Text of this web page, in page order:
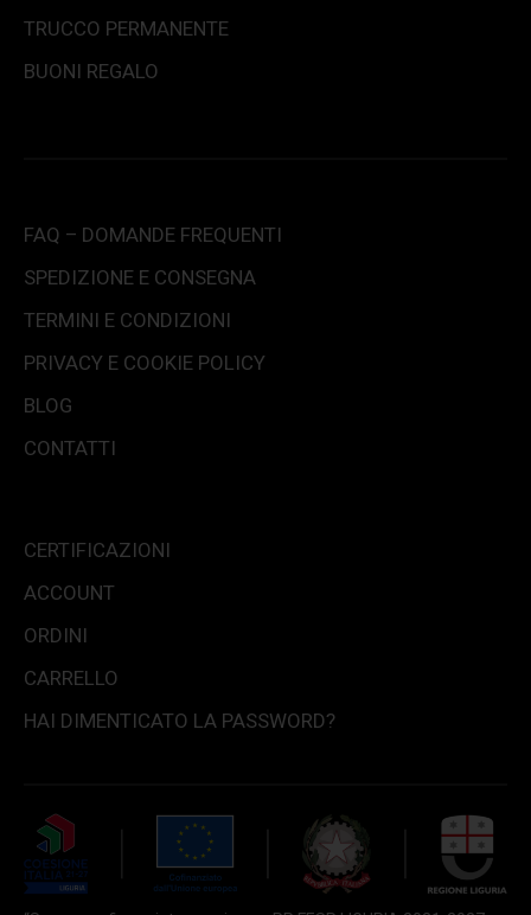
TRUCCO PERMANENTE
BUONI REGALO
FAQ – DOMANDE FREQUENTI
SPEDIZIONE E CONSEGNA
TERMINI E CONDIZIONI
PRIVACY E COOKIE POLICY
BLOG
CONTATTI
CERTIFICAZIONI
ACCOUNT
ORDINI
CARRELLO
HAI DIMENTICATO LA PASSWORD?